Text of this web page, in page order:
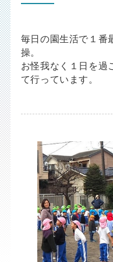
毎日の園生活で１番
操。
お怪我なく１日を過
て行っています。